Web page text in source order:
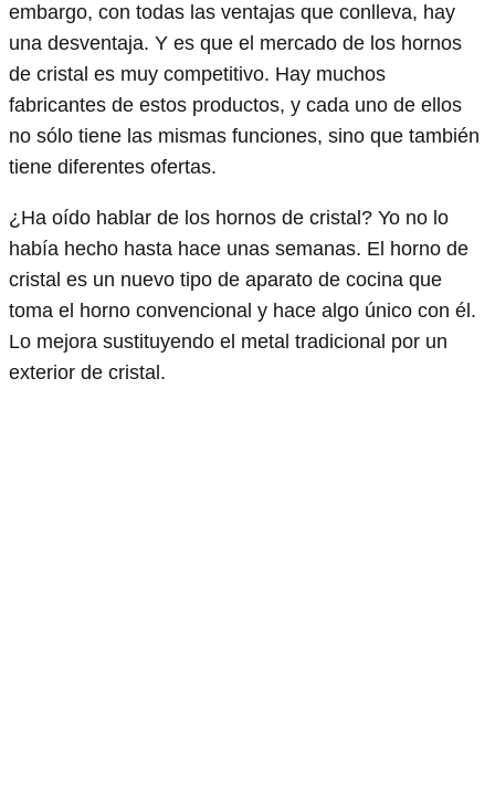
embargo, con todas las ventajas que conlleva, hay
una desventaja. Y es que el mercado de los hornos
de cristal es muy competitivo. Hay muchos
fabricantes de estos productos, y cada uno de ellos
no sólo tiene las mismas funciones, sino que también
tiene diferentes ofertas.
¿Ha oído hablar de los hornos de cristal? Yo no lo
había hecho hasta hace unas semanas. El horno de
cristal es un nuevo tipo de aparato de cocina que
toma el horno convencional y hace algo único con él.
Lo mejora sustituyendo el metal tradicional por un
exterior de cristal.